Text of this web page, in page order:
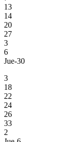
13
14
20
27
3
6
Jue-30
3
18
22
24
26
33
2